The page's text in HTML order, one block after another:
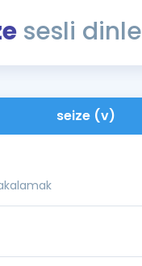
Gramer
sesli dinle
seize (v)